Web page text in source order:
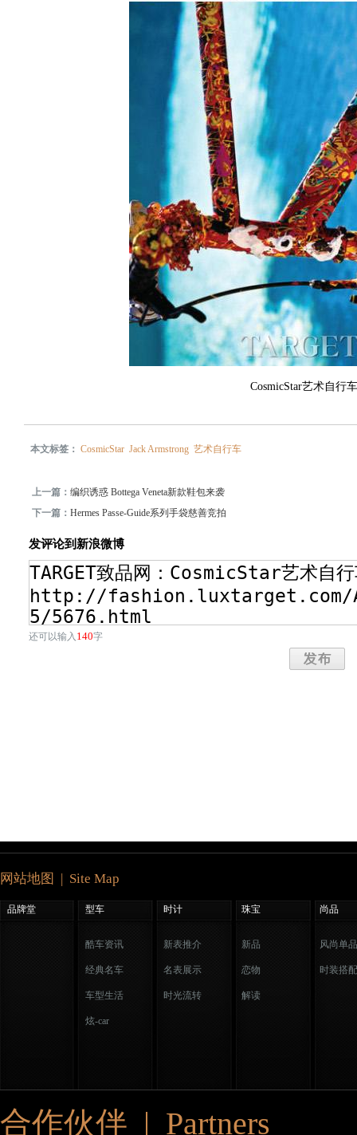
CosmicStar艺术自行
本文标签：CosmicStar Jack Armstrong 艺术自行车
上一篇：编织诱惑 Bottega Veneta新款鞋包来袭
下一篇：Hermes Passe-Guide系列手袋慈善竞拍
发评论到新浪微博
还可以输入 140字
网站地图 | Site Map
品牌堂 型车 时计 珠宝 尚品
酷车资讯
经典名车
车型生活
炫-car
新表推介
名表展示
时光流转
新品
恋物
解读
风尚单品
时装搭配
合作伙伴 | Partners